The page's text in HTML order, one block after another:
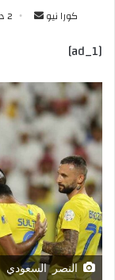
كورا نيو
أرسل 2 ديسمبر، 2024
[ad_1]
النصر السعودي